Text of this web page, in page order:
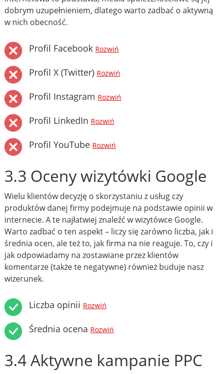
dobrym uzupełnieniem, dlatego warto zadbać o aktywną
w nich obecność.
Profil Facebook Rozwiń
Profil X (Twitter) Rozwiń
Profil Instagram Rozwiń
Profil LinkedIn Rozwiń
Profil YouTube Rozwiń
3.3 Oceny wizytówki Google
Wielu klientów decyzję o skorzystaniu z usług czy
produktów danej firmy podejmuje na podstawie opinii w
internecie. A te najłatwiej znaleźć w wizytówce Google.
Warto zadbać o ten aspekt – liczy się zarówno liczba, jak i
średnia ocen, ale też to, jak firma na nie reaguje. To, czy i
jak odpowiadamy na zostawiane przez klientów
komentarze (także te negatywne) również buduje nasz
wizerunek.
Liczba opinii Rozwiń
Średnia ocena Rozwiń
3.4 Aktywne kampanie PPC